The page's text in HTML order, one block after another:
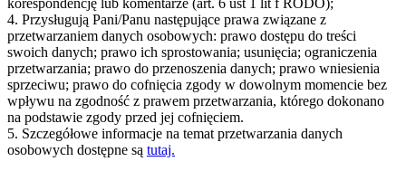
korespondencję lub komentarze (art. 6 ust 1 lit f RODO);
4. Przysługują Pani/Panu następujące prawa związane z
przetwarzaniem danych osobowych: prawo dostępu do treści
swoich danych; prawo ich sprostowania; usunięcia; ograniczenia
przetwarzania; prawo do przenoszenia danych; prawo wniesienia
sprzeciwu; prawo do cofnięcia zgody w dowolnym momencie bez
wpływu na zgodność z prawem przetwarzania, którego dokonano
na podstawie zgody przed jej cofnięciem.
5. Szczegółowe informacje na temat przetwarzania danych
osobowych dostępne są tutaj.